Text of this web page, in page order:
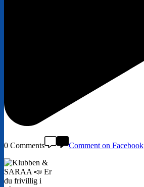
0 Comments Comment on Facebook